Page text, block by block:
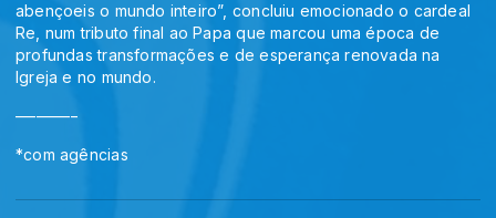
abençoeis o mundo inteiro”, concluiu emocionado o cardeal
Re, num tributo final ao Papa que marcou uma época de
profundas transformações e de esperança renovada na
Igreja e no mundo.
*com agências